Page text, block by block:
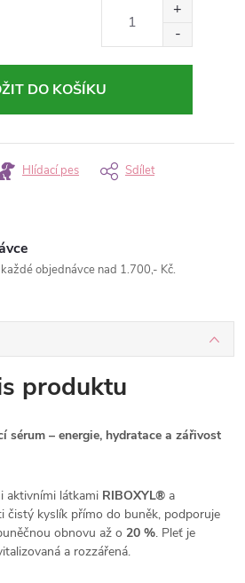
DO KOŠÍKU
Hlídací pes Sdílet
objednávce nad 1.700,- Kč.
produktu
sérum – energie, hydratace a zářivost
aktivními látkami RIBOXYL® a
čistý kyslík přímo do buněk, podporuje
obnovu až o 20 %. Pleť je
a rozzářená.